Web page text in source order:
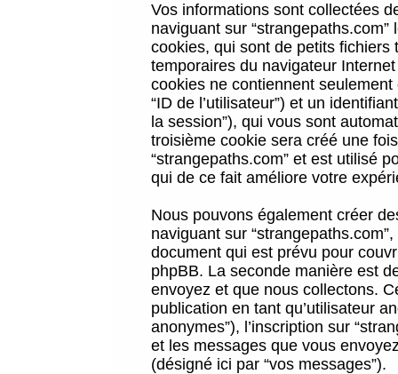
Vos informations sont collectées
naviguant sur
cookies, qui sont de petits
temporaires du navigateur
cookies ne contiennent
“ID de l’utilisateur”) et un
la session”), qui vous sont
troisième cookie sera créé une
“strangepaths.com” et est utilisé
qui de ce fait améliore votre
Nous pouvons également créer
naviguant sur
document qui est prévu pour
phpBB. La seconde manière est
envoyez et que nous collectons.
publication en tant qu’utilisateur
anonymes”), l’inscription sur
et les messages que vous
(désigné ici par “vos messages”).